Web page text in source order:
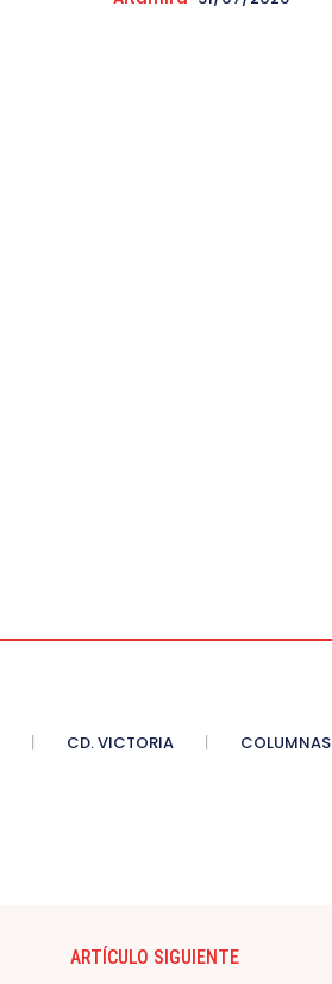
CD. VICTORIA COLUMNAS
ARTÍCULO SIGUIENTE